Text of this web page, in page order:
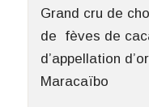
Grand cru de
de fèves de
d’appellation
Maracaïbo